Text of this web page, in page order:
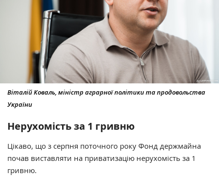
Віталій Коваль, міністр аграрної політики та продовольства
України
Нерухомість за 1 гривню
Цікаво, що з серпня поточного року Фонд держмайна
почав виставляти на приватизацію нерухомість за 1
гривню.